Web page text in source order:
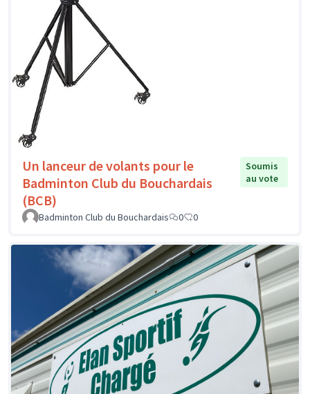
Un lanceur de volants pour le
Badminton Club du Bouchardais
(BCB)
Soumis
au vote
Badminton Club du Bouchardais 0 0